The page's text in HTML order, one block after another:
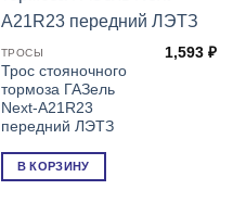
ТРОСЫ
Трос стояночного
тормоза ГАЗель
Next-A21R23
передний ЛЭТЗ
1,593₽
В КОРЗИНУ